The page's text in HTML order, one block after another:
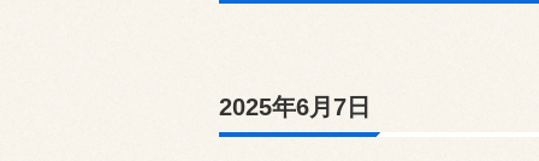
2025年6月7日